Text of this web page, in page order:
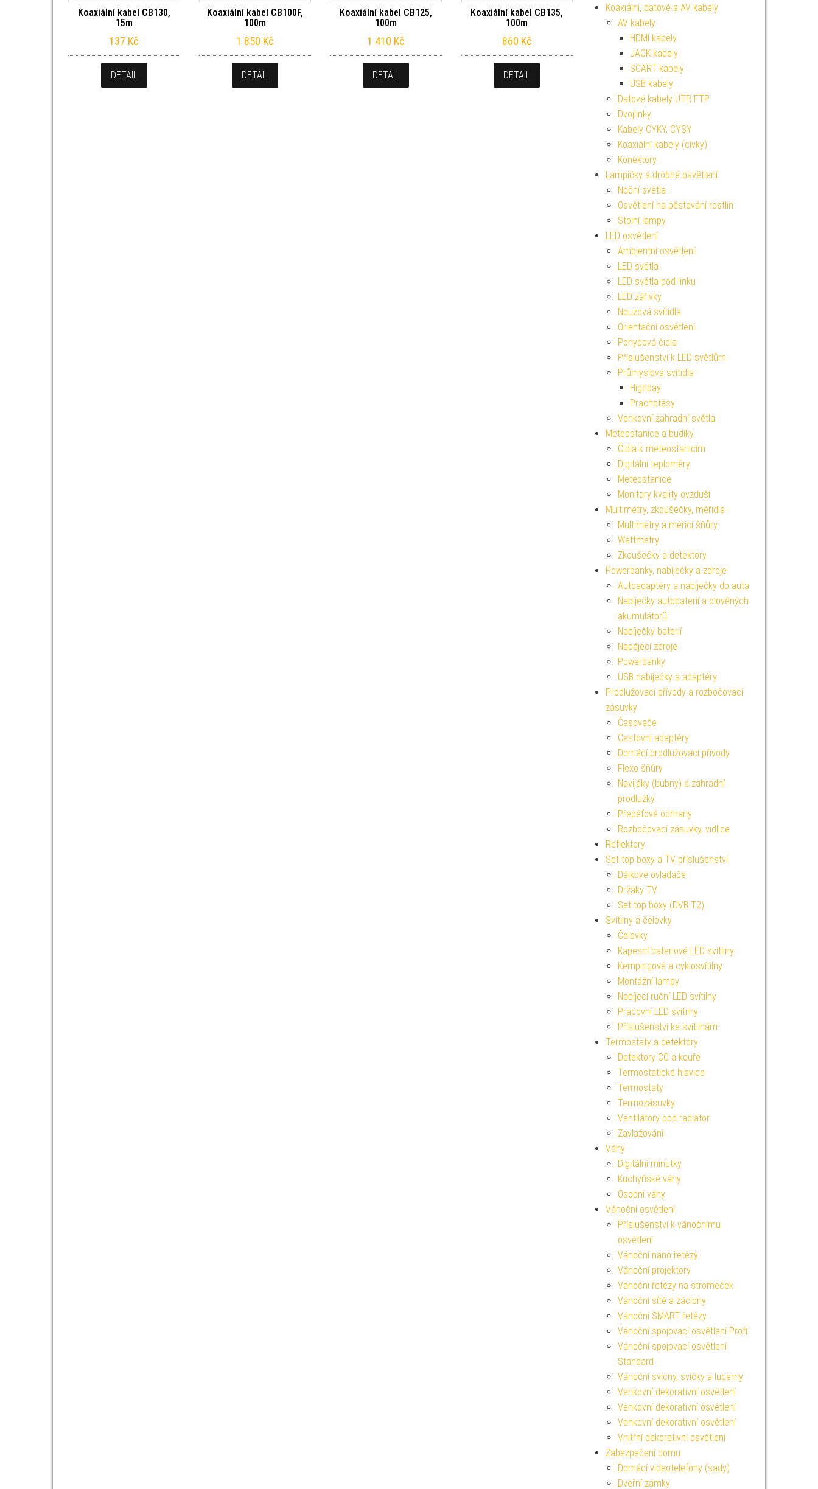
Koaxiální kabel CB130,
15m
137 Kč
DETAIL
Koaxiální kabel CB100F,
100m
1 850 Kč
DETAIL
Koaxiální kabel CB125,
100m
1 410 Kč
DETAIL
Koaxiální kabel CB135,
100m
860 Kč
DETAIL
Koaxiální, datové a AV kabely
AV kabely
HDMI kabely
JACK kabely
SCART kabely
USB kabely
Datové kabely UTP, FTP
Dvojlinky
Kabely CYKY, CYSY
Koaxiální kabely (cívky)
Konektory
Lampičky a drobné osvětlení
Noční světla
Osvětlení na pěstování rostlin
Stolní lampy
LED osvětlení
Ambientní osvětlení
LED světla
LED světla pod linku
LED zářivky
Nouzová svítidla
Orientační osvětlení
Pohybová čidla
Příslušenství k LED světlům
Průmyslová svítidla
Highbay
Prachotěsy
Venkovní zahradní světla
Meteostanice a budíky
Čidla k meteostanicím
Digitální teploměry
Meteostanice
Monitory kvality ovzduší
Multimetry, zkoušečky, měřidla
Multimetry a měřící šňůry
Wattmetry
Zkoušečky a detektory
Powerbanky, nabíječky a zdroje
Autoadaptéry a nabíječky do auta
Nabíječky autobaterií a olověných
akumulátorů
Nabíječky baterií
Napájecí zdroje
Powerbanky
USB nabíječky a adaptéry
Prodlužovací přívody a rozbočovací
zásuvky
Časovače
Cestovní adaptéry
Domácí prodlužovací přívody
Flexo šňůry
Navijáky (bubny) a zahradní
prodlužky
Přepěťové ochrany
Rozbočovací zásuvky, vidlice
Reflektory
Set top boxy a TV příslušenství
Dálkové ovladače
Držáky TV
Set top boxy (DVB-T2)
Svítilny a čelovky
Čelovky
Kapesní bateriové LED svítilny
Kempingové a cyklosvítilny
Montážní lampy
Nabíjecí ruční LED svítilny
Pracovní LED svítilny
Příslušenství ke svítilnám
Termostaty a detektory
Detektory CO a kouře
Termostatické hlavice
Termostaty
Termozásuvky
Ventilátory pod radiátor
Zavlažování
Váhy
Digitální minutky
Kuchyňské váhy
Osobní váhy
Vánoční osvětlení
Příslušenství k vánočnímu
osvětlení
Vánoční nano řetězy
Vánoční projektory
Vánoční řetězy na stromeček
Vánoční sítě a záclony
Vánoční SMART řetězy
Vánoční spojovací osvětlení Profi
Vánoční spojovací osvětlení
Standard
Vánoční svícny, svíčky a lucerny
Venkovní dekorativní osvětlení
Venkovní dekorativní osvětlení
Venkovní dekorativní osvětlení
Vnitřní dekorativní osvětlení
Zabezpečení domu
Domácí videotelefony (sady)
Dveřní zámky